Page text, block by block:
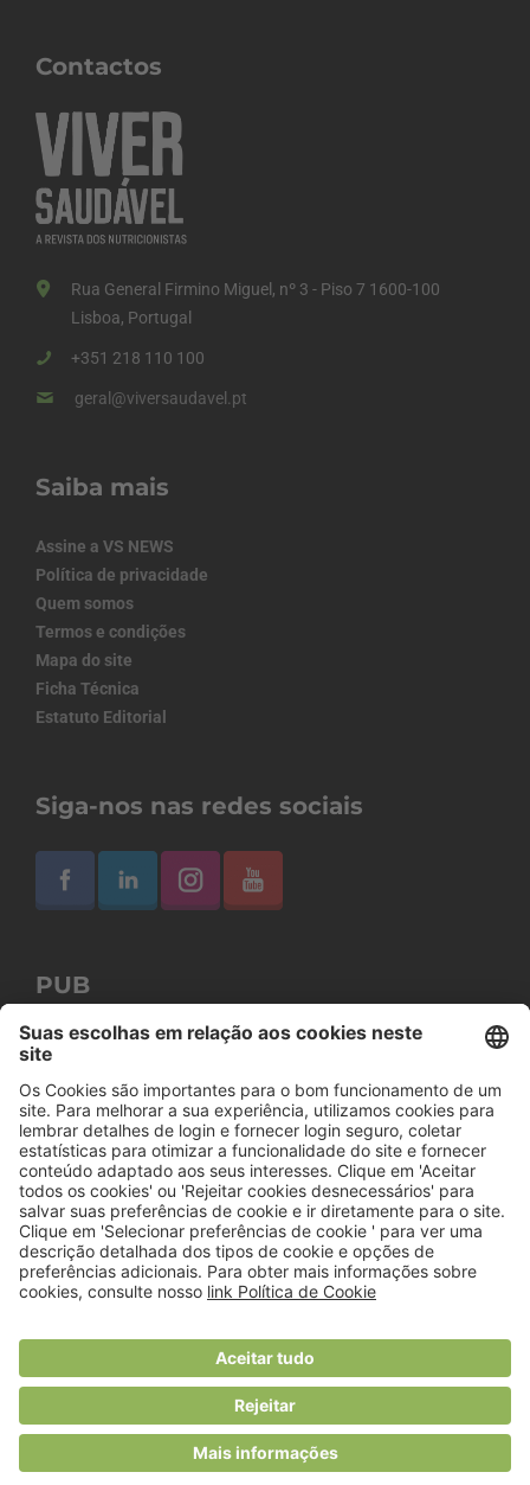
Contactos
Rua General Firmino Miguel, nº 3 - Piso 7 1600-100
Lisboa, Portugal
+351 218 110 100
geral@viversaudavel.pt
Saiba mais
Assine a VS NEWS
Política de privacidade
Quem somos
Termos e condições
Mapa do site
Ficha Técnica
Estatuto Editorial
Siga-nos nas redes sociais
PUB
© 2018 Viver Saudável